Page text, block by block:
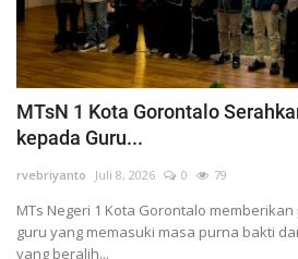
MTsN 1 Kota Gorontalo
kepada Guru...
rvebriyanto Juli 8, 2026 0 79
MTs Negeri 1 Kota Gorontalo
guru yang memasuki masa purna bakti
yang beralih...